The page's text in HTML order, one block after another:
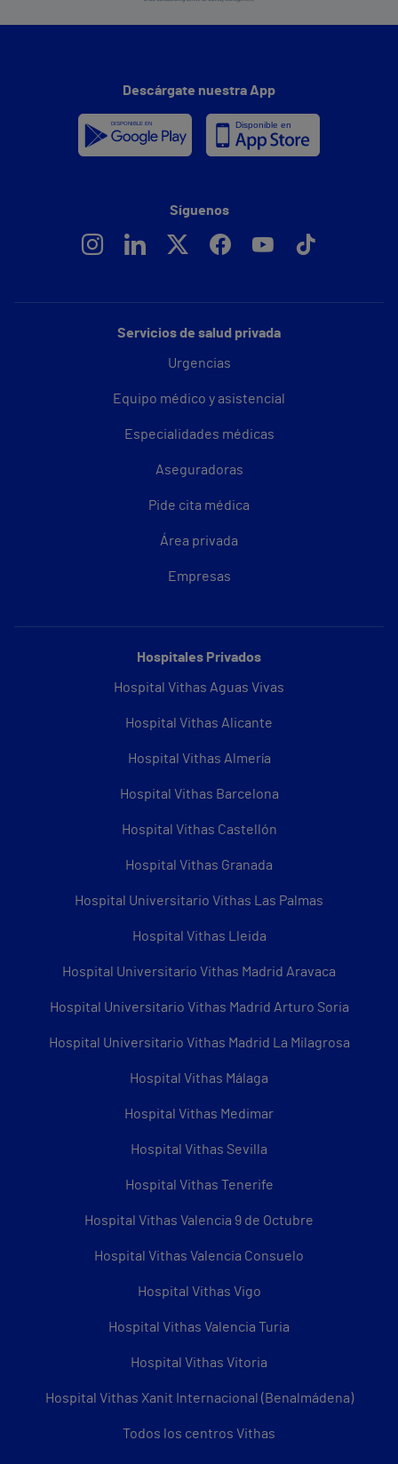
Servicios de salud privada
Urgencias
Equipo médico y asistencial
Especialidades médicas
Aseguradoras
Pide cita médica
Área privada
Empresas
Hospitales Privados
Hospital Vithas Aguas Vivas
Hospital Vithas Alicante
Hospital Vithas Almería
Hospital Vithas Barcelona
Hospital Vithas Castellón
Hospital Vithas Granada
Hospital Universitario Vithas Las Palmas
Hospital Vithas Lleida
Hospital Universitario Vithas Madrid Aravaca
Hospital Universitario Vithas Madrid Arturo Soria
Hospital Universitario Vithas Madrid La Milagrosa
Hospital Vithas Málaga
Hospital Vithas Medimar
Hospital Vithas Sevilla
Hospital Vithas Tenerife
Hospital Vithas Valencia 9 de Octubre
Hospital Vithas Valencia Consuelo
Hospital Vithas Vigo
Hospital Vithas Valencia Turia
Hospital Vithas Vitoria
Hospital Vithas Xanit Internacional (Benalmádena)
Todos los centros Vithas
Descárgate nuestra App
Síguenos